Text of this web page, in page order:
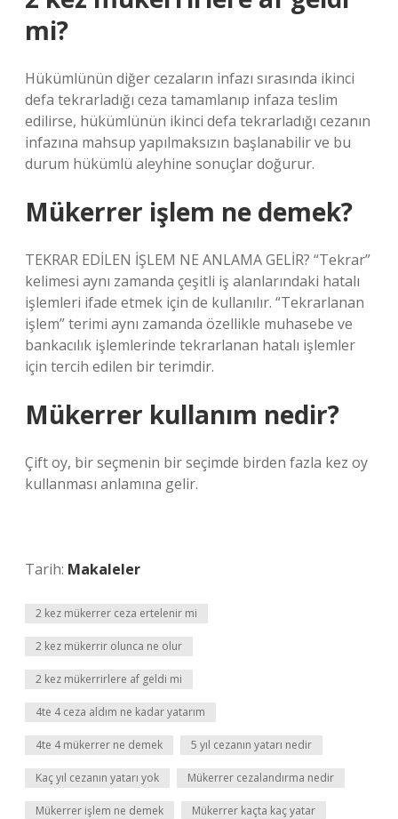
mi?
Hükümlünün diğer cezaların infazı sırasında ikinci
defa tekrarladığı ceza tamamlanıp infaza teslim
edilirse, hükümlünün ikinci defa tekrarladığı cezanın
infazına mahsup yapılmaksızın başlanabilir ve bu
durum hükümlü aleyhine sonuçlar doğurur.
Mükerrer işlem ne demek?
TEKRAR EDİLEN İŞLEM NE ANLAMA GELİR? “Tekrar”
kelimesi aynı zamanda çeşitli iş alanlarındaki hatalı
işlemleri ifade etmek için de kullanılır. “Tekrarlanan
işlem” terimi aynı zamanda özellikle muhasebe ve
bankacılık işlemlerinde tekrarlanan hatalı işlemler
için tercih edilen bir terimdir.
Mükerrer kullanım nedir?
Çift oy, bir seçmenin bir seçimde birden fazla kez oy
kullanması anlamına gelir.
Tarih: Makaleler
2 kez mükerrer ceza ertelenir mi
2 kez mükerrir olunca ne olur
2 kez mükerrirlere af geldi mi
4te 4 ceza aldım ne kadar yatarım
4te 4 mükerrer ne demek 5 yıl cezanın yatarı nedir
Kaç yıl cezanın yatarı yok Mükerrer cezalandırma nedir
Mükerrer işlem ne demek Mükerrer kaçta kaç yatar